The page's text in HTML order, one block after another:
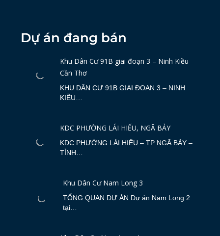
Dự án đang bán
Khu Dân Cư 91B giai đoạn 3 – Ninh Kiều
Cần Thơ
KHU DÂN CƯ 91B GIAI ĐOẠN 3 – NINH
KIỀU…
KDC PHƯỜNG LÁI HIẾU, NGÃ BẢY
KDC PHƯỜNG LÁI HIẾU – TP NGÃ BẢY –
TỈNH…
Khu Dân Cư Nam Long 3
TỔNG QUAN DỰ ÁN Dự án Nam Long 2
tại…